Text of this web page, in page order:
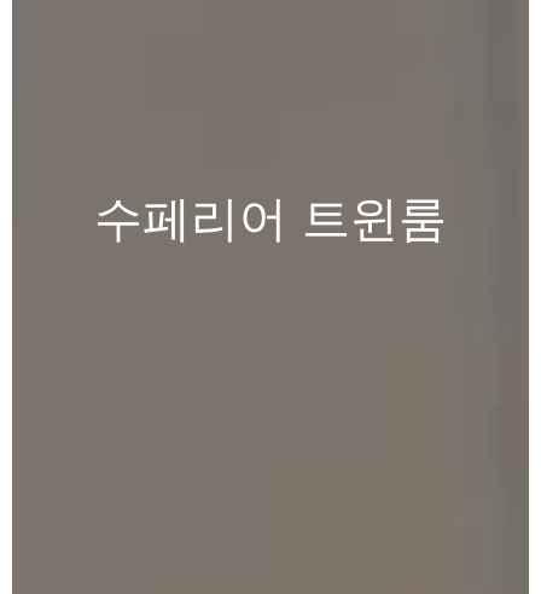
수페리어 트윈룸